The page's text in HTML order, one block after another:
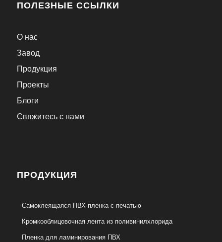
ПОЛЕЗНЫЕ ССЫЛКИ
О нас
Завод
Продукция
Проекты
Блоги
Свяжитесь с нами
ПРОДУКЦИЯ
Самоклеящаяся ПВХ пленка с печатью
Кромкооблицовочная лента из поливинилхлорида
Пленка для ламинирования ПВХ